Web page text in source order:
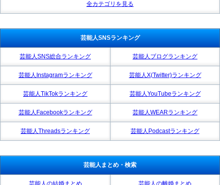
全カテゴリを見る
芸能人SNSランキング
芸能人SNS総合ランキング 芸能人ブログランキング
芸能人Instagramランキング 芸能人X(Twitter)ランキング
芸能人TikTokランキング 芸能人YouTubeランキング
芸能人Facebookランキング 芸能人WEARランキング
芸能人Threadsランキング 芸能人Podcastランキング
芸能人まとめ・検索
芸能人の結婚まとめ 芸能人の離婚まとめ